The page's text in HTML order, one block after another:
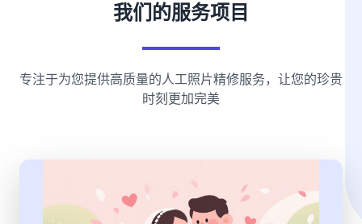
我们的服务项目
专注于为您提供高质量的人工照片精修服务，让您的珍贵
时刻更加完美